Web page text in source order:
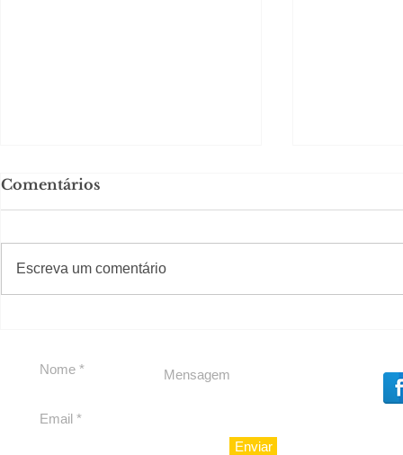
reforçam apoio a
Cláudio Mitidieri
Comentários
Escreva um comentário
#Sugestões
Enviar